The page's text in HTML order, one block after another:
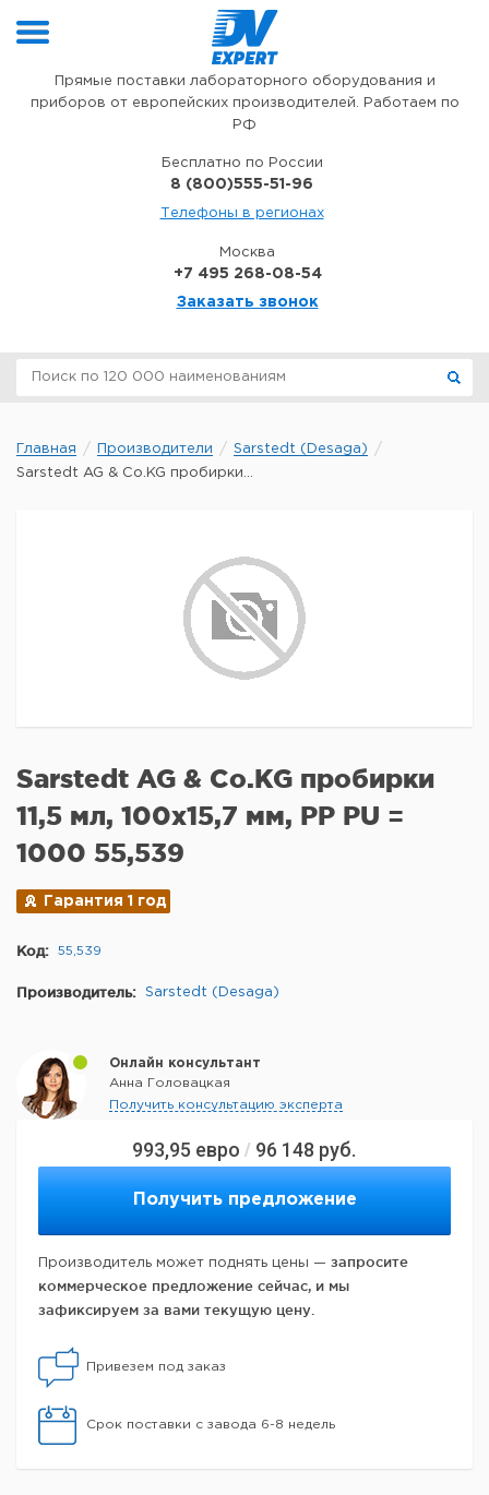
Прямые поставки лабораторного оборудования и
приборов от европейских производителей. Работаем по
РФ
Бесплатно по России
8 (800)555-51-96
Телефоны в регионах
Москва
+7 495 268-08-54
Заказать звонок
Главная Производители
Sarstedt (Desaga)
Sarstedt AG & Co.KG пробирки...
993,95 евро / 96 148 руб.
Получить предложение
Производитель может поднять цены — запросите
коммерческое предложение сейчас, и мы
зафиксируем за вами текущую цену.
Привезем под заказ
Срок поставки с завода 6-8 недель
Sarstedt AG & Co.KG пробирки
11,5 мл, 100x15,7 мм, PP PU =
1000 55,539
Гарантия 1 год
Код: 55,539
Производитель: Sarstedt (Desaga)
Онлайн консультант
Анна Головацкая
Получить консультацию эксперта